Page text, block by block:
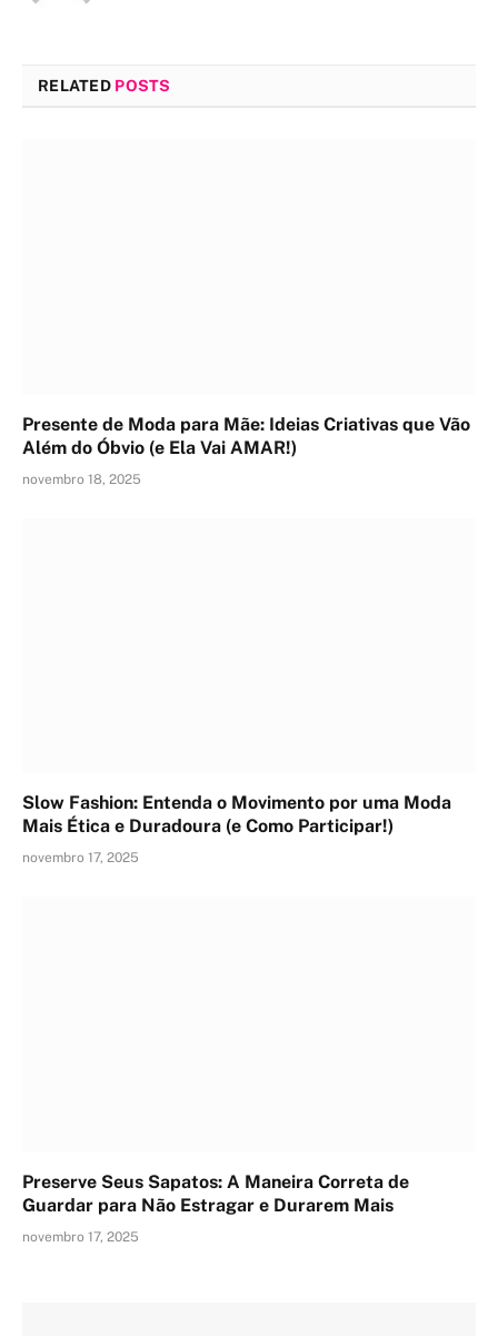
RELATED POSTS
Presente de Moda para Mãe: Ideias Criativas que Vão
Além do Óbvio (e Ela Vai AMAR!)
novembro 18, 2025
Slow Fashion: Entenda o Movimento por uma Moda
Mais Ética e Duradoura (e Como Participar!)
novembro 17, 2025
Preserve Seus Sapatos: A Maneira Correta de
Guardar para Não Estragar e Durarem Mais
novembro 17, 2025